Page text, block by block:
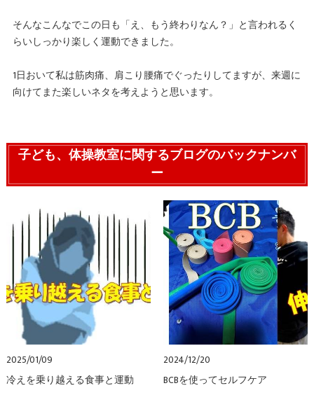
そんなこんなでこの日も「え、もう終わりなん？」と言われるく
らいしっかり楽しく運動できました。
1日おいて私は筋肉痛、肩こり腰痛でぐったりしてますが、来週に
向けてまた楽しいネタを考えようと思います。
子ども、体操教室に関するブログのバックナンバ
ー
2025/01/09
冷えを乗り越える食事と運動
2024/12/20
BCBを使ってセルフケア